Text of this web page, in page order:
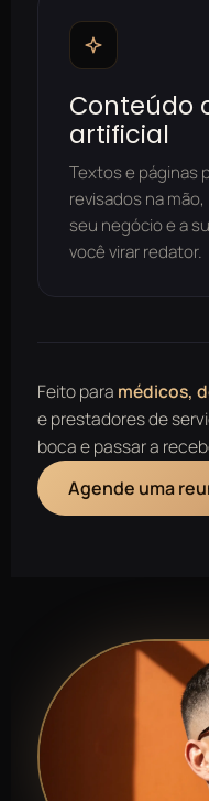
Conteúdo
artificial
Textos e páginas
revisados na
seu negócio e a
você virar redator.
Feito para médicos,
e prestadores de
boca e passar a
Agende uma